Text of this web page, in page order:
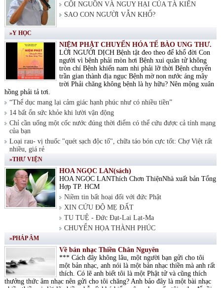
CỘI NGUỒN VÀ NGUY HẠI CỦA TÀ KIẾN
SAO CON NGƯỜI VẪN KHỔ?
»Y HỌC
NIỆM PHẬT CHUYỂN HÓA TẾ BÀO UNG THƯ.
LỜI NGƯỜI DỊCH Bệnh tật đeo theo để khổ đời Con
người vì bệnh phải mòn hơi Bệnh xui quân tử không
tròn chí Bệnh khiến nam nhi phải lỡ thời Bệnh chuyển
trần gian thành địa ngục Bệnh mờ non nước áng mây
trời Phải chăng không bệnh là hy hữu? Nên mộng xuân
hồng phải tả tơi.
“Thể dục mang lại cảm giác hạnh phúc như có nhiều tiền”
14 bất ổn sức khỏe khi lười vận động
Chỉ cần uống một cốc nước đúng thời điểm có thể cứu được cả tính mạng
của bạn
Loại rau- vị thuốc "quét sạch độc tố", chữa táo bón cực tốt: Chợ Việt rất
nhiều, giá rẻ
»THƯ VIỆN
HOA NGỌC LAN(sách)
HOA NGỌC LANThích Chơn ThiệnNhà xuất bản Tổng
Hợp TP. HCM
Niềm tin bất hoại đối với đức Phật
XIN CỨU ĐỘ MẸ ĐẤT
TU TUỆ - Đức Đạt-Lai Lạt-Ma
CHUYỂN HỌA THÀNH PHÚC
»PHÁP ÂM
Về bản nhạc Thiền Chân Nguyên
*** Cách đây không lâu, một người bạn gửi cho tôi
một bản nhạc, anh nói là một bản nhạc thiền mà anh rất
thích. Có lẽ anh biết tôi là một Phật tử và cũng thích
thưởng thức âm nhạc nên gửi cho tôi chăng? Anh bảo đây là một bài nhạc